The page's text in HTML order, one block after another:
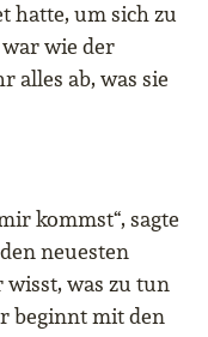
hatte, um sich zu
war wie der
alles ab, was sie
kommst“, sagte
neuesten
wisst, was zu tun
beginnt mit den